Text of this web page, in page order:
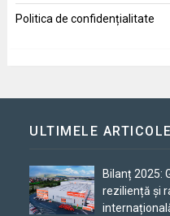
Politica de confidențialitate
ULTIMELE ARTICOLE
Bilanț 2025:
reziliență și